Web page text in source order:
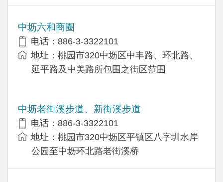
中坜六和商圈
电话：886-3-3322101
地址：桃园市320中坜区中丰路、环北路、
延平路及中美路所包围之街区范围
中坜老街溪步道、新街溪步道
电话：886-3-3322101
地址：桃园市320中坜区平镇区八字圳水岸
公园至中坜环北路老街溪桥